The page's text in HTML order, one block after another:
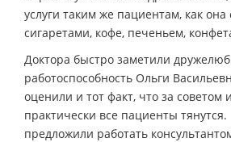
услуги таким же пациентам, как
сигаретами, кофе, печеньем,
Доктора быстро заметили
работоспособность Ольги
оценили и тот факт, что за советом
практически все пациенты
предложили работать